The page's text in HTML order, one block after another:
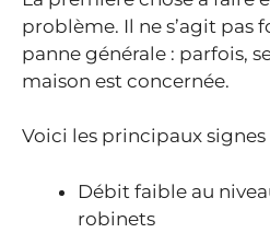
problème. Il ne s’agit pas
panne générale : parfois,
maison est concernée.
Voici les principaux signes
Débit faible au
robinets